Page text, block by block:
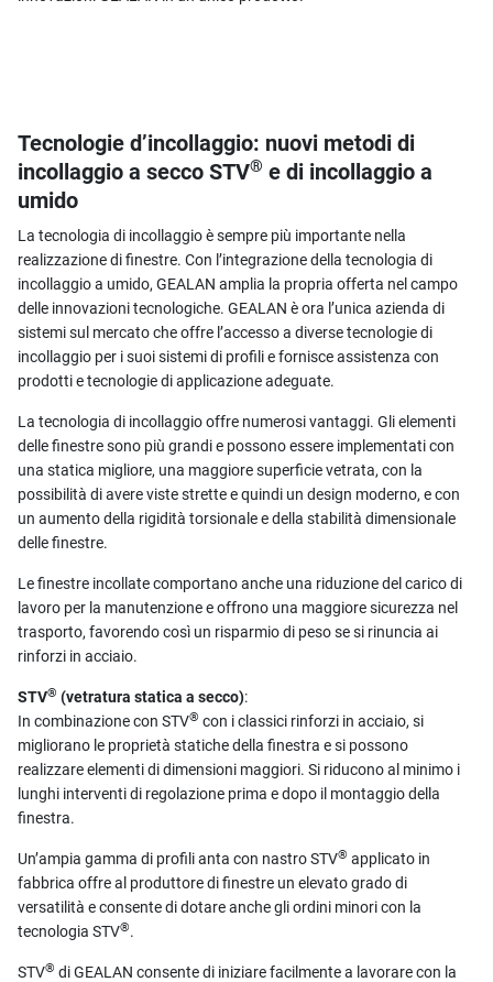
Tecnologie d’incollaggio: nuovi metodi di
incollaggio a secco STV® e di incollaggio a
umido
La tecnologia di incollaggio è sempre più importante nella
realizzazione di finestre. Con l’integrazione della tecnologia di
incollaggio a umido, GEALAN amplia la propria offerta nel campo
delle innovazioni tecnologiche. GEALAN è ora l’unica azienda di
sistemi sul mercato che offre l’accesso a diverse tecnologie di
incollaggio per i suoi sistemi di profili e fornisce assistenza con
prodotti e tecnologie di applicazione adeguate.
La tecnologia di incollaggio offre numerosi vantaggi. Gli elementi
delle finestre sono più grandi e possono essere implementati con
una statica migliore, una maggiore superficie vetrata, con la
possibilità di avere viste strette e quindi un design moderno, e con
un aumento della rigidità torsionale e della stabilità dimensionale
delle finestre.
Le finestre incollate comportano anche una riduzione del carico di
lavoro per la manutenzione e offrono una maggiore sicurezza nel
trasporto, favorendo così un risparmio di peso se si rinuncia ai
rinforzi in acciaio.
STV® (vetratura statica a secco):
In combinazione con STV® con i classici rinforzi in acciaio, si
migliorano le proprietà statiche della finestra e si possono
realizzare elementi di dimensioni maggiori. Si riducono al minimo i
lunghi interventi di regolazione prima e dopo il montaggio della
finestra.
Un’ampia gamma di profili anta con nastro STV® applicato in
fabbrica offre al produttore di finestre un elevato grado di
versatilità e consente di dotare anche gli ordini minori con la
tecnologia STV®.
STV® di GEALAN consente di iniziare facilmente a lavorare con la